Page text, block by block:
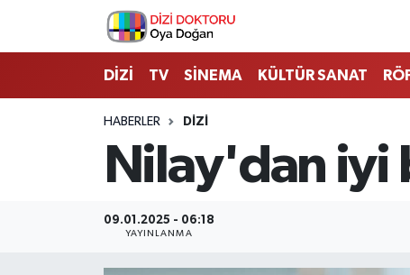
DİZİ TV SİNEMA KÜLTÜR SANAT
HABERLER DİZİ
Nilay'dan iyi
09.01.2025 - 06:18
YAYINLANMA
İstanbul Nöbetçi Eczaneler
İstanbul Hava Durumu
İstanbul Namaz Vakitleri